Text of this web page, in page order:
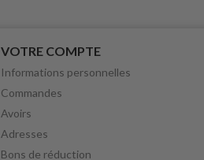
VOTRE COMPTE
Informations personnelles
Commandes
Avoirs
Adresses
Bons de réduction